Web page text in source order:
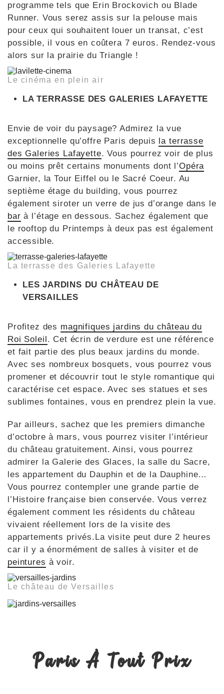
programme tels que Erin Brockovich ou Blade
Runner. Vous serez assis sur la pelouse mais
pour ceux qui souhaitent louer un transat, c’est
possible, il vous en coûtera 7 euros. Rendez-vous
alors sur la prairie du Triangle !
Le cinéma en plein air
LA TERRASSE DES GALERIES LAFAYETTE
Envie de voir du paysage? Admirez la vue
exceptionnelle qu’offre Paris depuis la terrasse
des Galeries Lafayette. Vous pourrez voir de plus
ou moins prêt certains monuments dont l’Opéra
Garnier, la Tour Eiffel ou le Sacré Coeur. Au
septième étage du building, vous pourrez
également siroter un verre de jus d’orange dans le
bar à l’étage en dessous. Sachez également que
le rooftop du Printemps à deux pas est également
accessible.
La terrasse des Galeries Lafayette
LES JARDINS DU CHÂTEAU DE
VERSAILLES
Profitez des magnifiques jardins du château du
Roi Soleil. Cet écrin de verdure est une référence
et fait partie des plus beaux jardins du monde.
Avec ses nombreux bosquets, vous pourrez vous
promener et découvrir tout le style romantique qui
caractérise cet espace. Avec ses statues et ses
sublimes fontaines, vous en prendrez plein la vue.
Par ailleurs, sachez que les premiers dimanche
d’octobre à mars, vous pourrez visiter l’intérieur
du château gratuitement. Ainsi, vous pourrez
admirer la Galerie des Glaces, la salle du Sacre,
les appartement du Dauphin et de la Dauphine…
Vous pourrez contempler une grande partie de
l’Histoire française bien conservée. Vous verrez
également comment les résidents du château
vivaient réellement lors de la visite des
appartements privés.La visite peut dure 2 heures
car il y a énormément de salles à visiter et de
peintures à voir.
Le château de Versailles
Paris À Tout Prix